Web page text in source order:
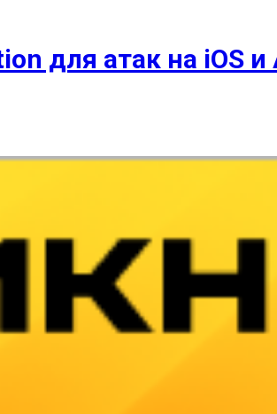
для атак на iOS и